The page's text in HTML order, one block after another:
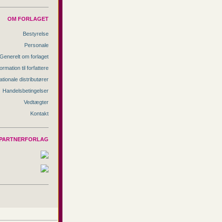
OM FORLAGET
Bestyrelse
Personale
Generelt om forlaget
til forfattere
distributører
Handelsbetingelser
Vedtægter
Kontakt